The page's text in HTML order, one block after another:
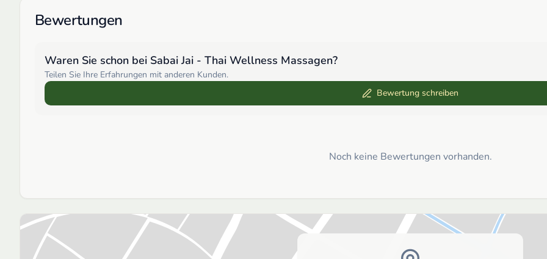
Bewertungen
Waren Sie schon bei Sabai Jai - Thai Wellness Massagen?
Teilen Sie Ihre Erfahrungen mit anderen Kunden.
Bewertung schreiben
Noch keine Bewertungen vorhanden.